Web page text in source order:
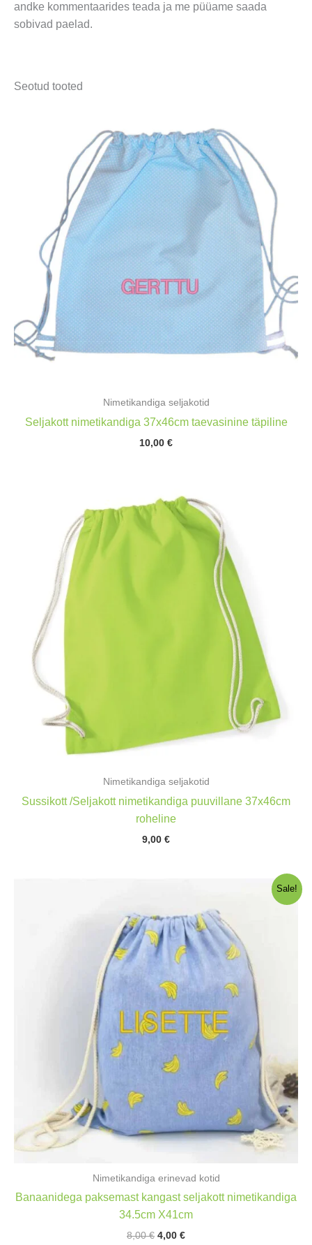
andke kommentaarides teada ja me püüame saada
sobivad paelad.
Seotud tooted
Nimetikandiga seljakotid
Seljakott nimetikandiga 37x46cm taevasinine täpiline
10,00 €
Nimetikandiga seljakotid
Sussikott /Seljakott nimetikandiga puuvillane 37x46cm
roheline
9,00 €
Sale!
Nimetikandiga erinevad kotid
Banaanidega paksemast kangast seljakott nimetikandiga
34.5cm X41cm
8,00€ Algne
4,00 €Praegune